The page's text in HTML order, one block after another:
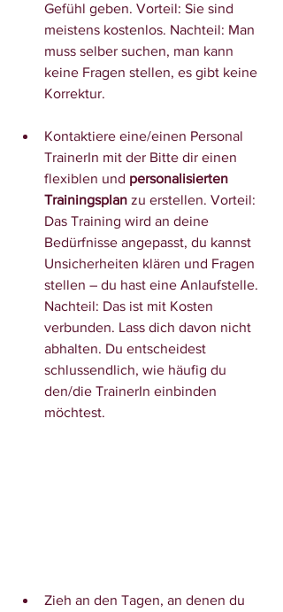
Gefühl geben. Vorteil: Sie sind
meistens kostenlos. Nachteil: Man
muss selber suchen, man kann
keine Fragen stellen, es gibt keine
Korrektur.
Kontaktiere eine/einen Personal
TrainerIn mit der Bitte dir einen
flexiblen und personalisierten
Trainingsplan zu erstellen. Vorteil:
Das Training wird an deine
Bedürfnisse angepasst, du kannst
Unsicherheiten klären und Fragen
stellen – du hast eine Anlaufstelle.
Nachteil: Das ist mit Kosten
verbunden. Lass dich davon nicht
abhalten. Du entscheidest
schlussendlich, wie häufig du
den/die TrainerIn einbinden
möchtest.
Zieh an den Tagen, an denen du